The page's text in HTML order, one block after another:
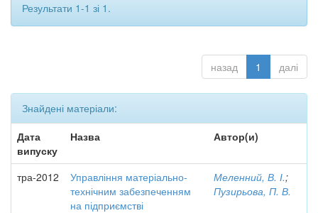
Результати 1-1 зі 1.
назад 1 далі
Знайдені матеріали:
Дата
випуску
Назва Автор(и)
тра-2012
Управління матеріально-
технічним забезпеченням
на підприємстві
Меленний, В. І.;
Пузирьова, П. В.